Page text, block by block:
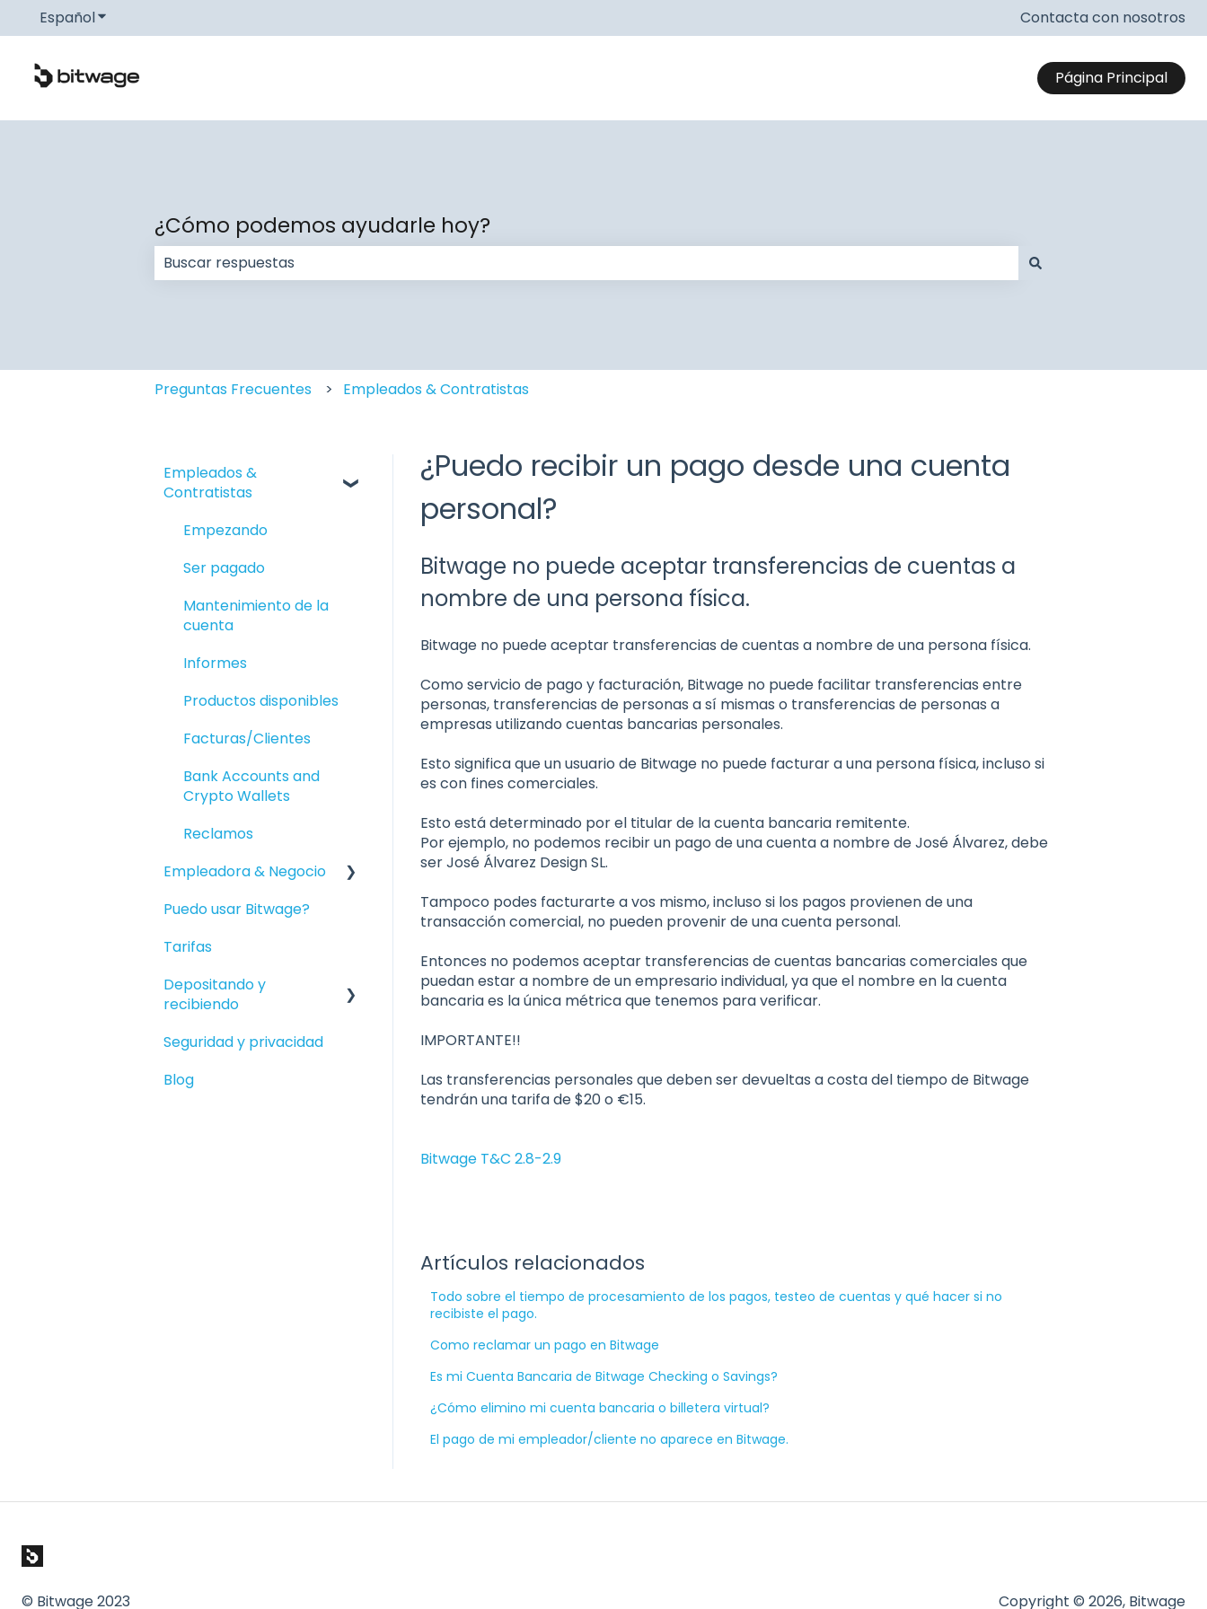
EspañolTraducciones de Mostrar submenú de Contacta con nosotros
Página Principal
¿Cómo podemos ayudarle hoy?
Preguntas Frecuentes Empleados & Contratistas
¿Puedo recibir un pago desde una cuenta
personal?
Bitwage no puede aceptar transferencias de cuentas a
nombre de una persona física.
Bitwage no puede aceptar transferencias de cuentas a nombre de una persona física.
Como servicio de pago y facturación, Bitwage no puede facilitar transferencias entre
personas, transferencias de personas a sí mismas o transferencias de personas a
empresas utilizando cuentas bancarias personales.
Esto significa que un usuario de Bitwage no puede facturar a una persona física, incluso si
es con fines comerciales.
Esto está determinado por el titular de la cuenta bancaria remitente.
Por ejemplo, no podemos recibir un pago de una cuenta a nombre de José Álvarez, debe
ser José Álvarez Design SL.
Tampoco podes facturarte a vos mismo, incluso si los pagos provienen de una
transacción comercial, no pueden provenir de una cuenta personal.
Entonces no podemos aceptar transferencias de cuentas bancarias comerciales que
puedan estar a nombre de un empresario individual, ya que el nombre en la cuenta
bancaria es la única métrica que tenemos para verificar.
IMPORTANTE!!
Las transferencias personales que deben ser devueltas a costa del tiempo de Bitwage
tendrán una tarifa de $20 o €15.
Bitwage T&C 2.8-2.9
Artículos relacionados
Todo sobre el tiempo de procesamiento de los pagos, testeo de cuentas y qué hacer si no
recibiste el pago.
Como reclamar un pago en Bitwage
Es mi Cuenta Bancaria de Bitwage Checking o Savings?
¿Cómo elimino mi cuenta bancaria o billetera virtual?
El pago de mi empleador/cliente no aparece en Bitwage.
Empleados &
Contratistas
Empezando
Ser pagado
Mantenimiento de la
cuenta
Informes
Productos disponibles
Facturas/Clientes
Bank Accounts and
Crypto Wallets
Reclamos
Empleadora & Negocio
Empezando
Nóminas de
Bitwage Business
Puedo usar Bitwage?
Tarifas
Depositando y
recibiendo
Depositar en su Crypto
Seguridad y privacidad
Blog
© Bitwage 2023 Copyright © 2026, Bitwage